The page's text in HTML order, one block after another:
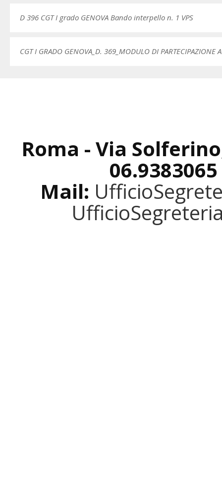
D 396 CGT I grado GENOVA Bando interpello n. 1 VPS
CGT I GRADO GENOVA_D. 369_MODULO DI PARTECIPAZIONE
Roma - Via
Mail: